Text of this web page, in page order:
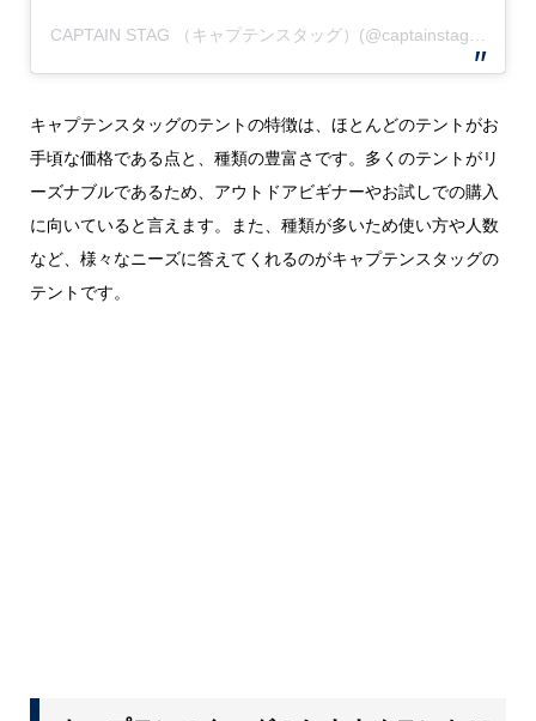
キャプテンスタッグのテントの特徴は、ほとんどのテントがお
手頃な価格である点と、種類の豊富さです。多くのテントがリ
ーズナブルであるため、アウトドアビギナーやお試しでの購入
に向いていると言えます。また、種類が多いため使い方や人数
など、様々なニーズに答えてくれるのがキャプテンスタッグの
テントです。